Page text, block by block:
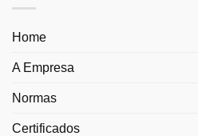
Home
A Empresa
Normas
Certificados